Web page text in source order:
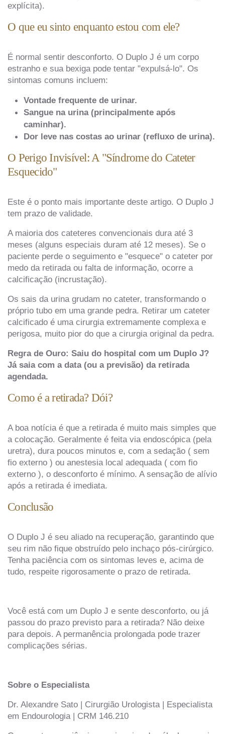
explícita).
O que eu sinto enquanto estou com ele?
É normal sentir desconforto. O Duplo J é um corpo
estranho e sua bexiga pode tentar "expulsá-lo". Os
sintomas comuns incluem:
Vontade frequente de urinar.
Sangue na urina (principalmente após
caminhar).
Dor leve nas costas ao urinar (refluxo de urina).
O Perigo Invisível: A "Síndrome do Cateter
Esquecido"
Este é o ponto mais importante deste artigo. O Duplo J
tem prazo de validade.
A maioria dos cateteres convencionais dura até 3
meses (alguns especiais duram até 12 meses). Se o
paciente perde o seguimento e "esquece" o cateter por
medo da retirada ou falta de informação, ocorre a
calcificação (incrustação).
Os sais da urina grudam no cateter, transformando o
próprio tubo em uma grande pedra. Retirar um cateter
calcificado é uma cirurgia extremamente complexa e
perigosa, muito pior do que a cirurgia original da pedra.
Regra de Ouro: Saiu do hospital com um Duplo J?
Já saia com a data (ou a previsão) da retirada
agendada.
Como é a retirada? Dói?
A boa notícia é que a retirada é muito mais simples que
a colocação. Geralmente é feita via endoscópica (pela
uretra), dura poucos minutos e, com a sedação ( sem
fio externo ) ou anestesia local adequada ( com fio
externo ), o desconforto é mínimo. A sensação de alívio
após a retirada é imediata.
Conclusão
O Duplo J é seu aliado na recuperação, garantindo que
seu rim não fique obstruído pelo inchaço pós-cirúrgico.
Tenha paciência com os sintomas leves e, acima de
tudo, respeite rigorosamente o prazo de retirada.
Você está com um Duplo J e sente desconforto, ou já
passou do prazo previsto para a retirada? Não deixe
para depois. A permanência prolongada pode trazer
complicações sérias.
Sobre o Especialista
Dr. Alexandre Sato | Cirurgião Urologista | Especialista
em Endourologia | CRM 146.210